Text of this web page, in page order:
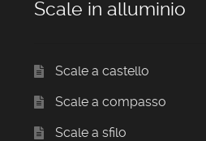
Scale in alluminio
Scale a castello
Scale a compasso
Scale a sfilo